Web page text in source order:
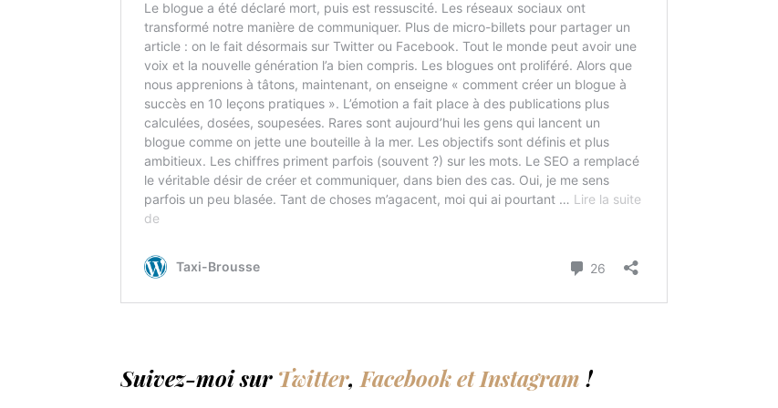
Suivez-moi sur Twitter, Facebook et Instagram !